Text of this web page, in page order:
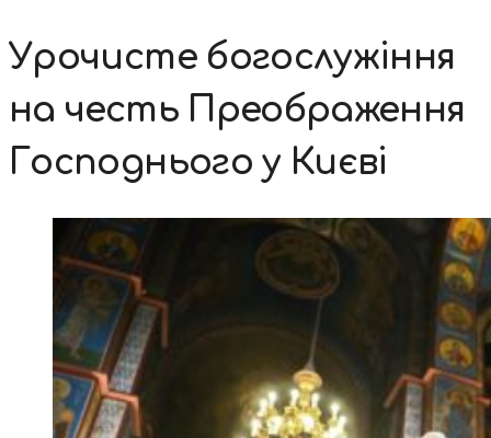
Урочисте богослужіння
на честь Преображення
Господнього у Києві